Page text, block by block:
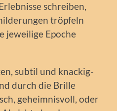
schreiben,
tröpfeln
jeweilige Epoche
subtil und knackig-
durch die Brille
geheimnisvoll, oder